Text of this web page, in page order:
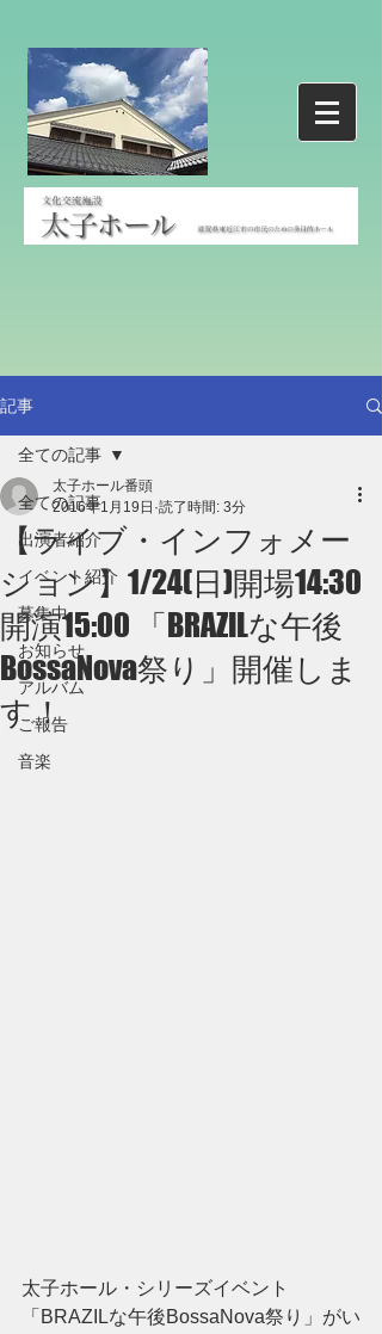
記事
全ての記事
出演者紹介
イベント紹介
募集中
お知らせ
アルバム
ご報告
音楽
全ての記事
【ライブ・インフォメー
ション】1/24(日)開場14:30
開演15:00 「BRAZILな午後
BossaNova祭り」開催しま
す！
太子ホール番頭
2016年1月19日 読了時間: 3分
太子ホール・シリーズイベント
「BRAZILな午後BossaNova祭り」がい